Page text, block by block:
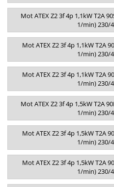
Mot ATEX Z2 3f 4p 1,1kW T2A
1/min) 230/
Mot ATEX Z2 3f 4p 1,1kW T2A
1/min) 230/
Mot ATEX Z2 3f 4p 1,1kW T2A
1/min) 230/
Mot ATEX Z2 3f 4p 1,5kW T2A
1/min) 230/
Mot ATEX Z2 3f 4p 1,5kW T2A
1/min) 230/
Mot ATEX Z2 3f 4p 1,5kW T2A
1/min) 230/